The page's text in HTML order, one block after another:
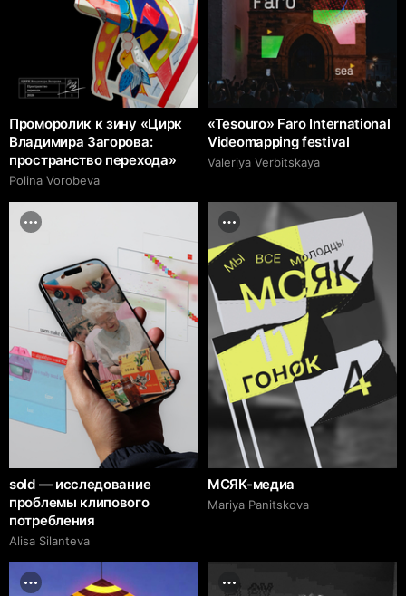
Проморолик к зину «Цирк
Владимира Загорова:
пространство перехода»
Polina Vorobeva
«Tesouro» Faro International
Videomapping festival
Valeriya Verbitskaya
sold — исследование
проблемы клипового
потребления
Alisa Silanteva
МСЯК-медиа
Mariya Panitskova